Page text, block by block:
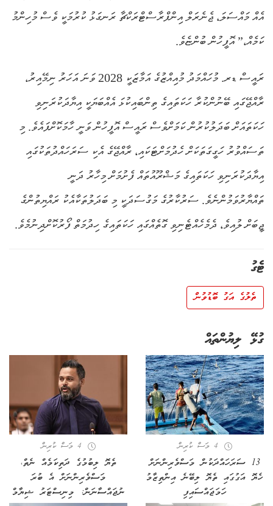
އެއް މައްސަލަ، ޖެނެރަލް އިންފްރާސްޓްރަކްޗާ ރަނގަޅު ކުރުމަކީ ވެސް މުހިންމު
ކަމެއް،” އޮފީހުން ބުންޏެވެ.
ރައީސް ޑރ. މުހައްމަދު މުއިއްޒުގެ އަމާޒަކީ 2028 ވަނަ އަހަރު ނިމޭއިރު،
ރާއްޖޭގައި ބޭނުންކުރާ ހަކަތައިގެ ތިންބައިކުޅަ އެއްބަޔަކީ އިޔާދަކުރަނިވި
ހަކަތައަށް ބަދަލުކުރުން ކަމަށްވެސް ރައީސް އޮފީހުން ވަނީ ހާމަކޮށްފައެވެ. މި
ތަސައްވުރު ހަގީގަތަކަށް ހެދުމަށްޓަކައި، ރާއްޖޭގެ އެކި ސަރަހައްދުތަކުގައި
އިޔާދަކުރަނިވި ހަކަތައިގެ މަޝްރޫއުތައް ފެށުމަށް މިހާރު ދަނީ
ތައްޔާރުވަމުންނެވެ. ސަރުކާރުގެ މަގުސަދަކީ މި ބަދަލުތަކާއެކު ރައްޔިތުންގެ
ޖީބަށް ލުއިވެ، ދެމެހެއްޓެނިވި ގޮތެއްގައި ހަކަތައިގެ ހިދުމަތް ފޯރުކޮށްދިނުމެވެ.
ޓެގު
ތެލުގެ އަގު ބޮޑުވުން
ގުޅޭ ލިޔުންތައް
4 މަސް ކުރިން
13 ސަރަހައްދަކުން މަސްވެރިންނަށް
ހެޔޮ އަގުގައި ތެޔޮ ލިބޭނެ އިންތިޒާމު
ހަމަޖައްސައިފި
4 މަސް ކުރިން
ތެޔޮ ލިބުމުގެ ދަތިކަމެއް ނެތް،
މަސްވެރިންނަށް އެ ބުރަ
ނުޖައްސާނަން: މިނިސްޓަރު ޝިޔާމް